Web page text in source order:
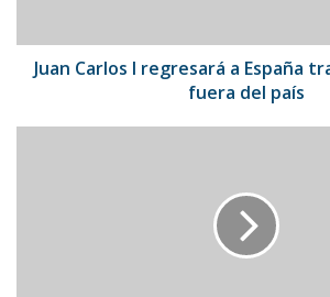
dos
añosJuan Carlos I regresará a España
fuera del país